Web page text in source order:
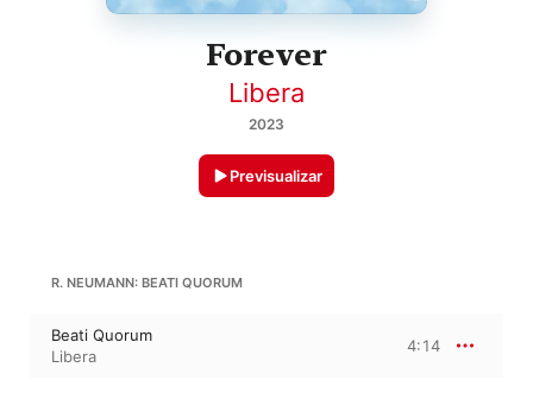
Forever
Libera
2023
Previsualizar
R. NEUMANN: BEATI QUORUM
Beati Quorum
Libera
4:14